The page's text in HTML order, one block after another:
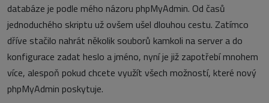
databáze je podle mého názoru phpMyAdmin. Od časů
jednoduchého skriptu už ovšem ušel dlouhou cestu. Zatímco
dříve stačilo nahrát několik souborů kamkoli na server a do
konfigurace zadat heslo a jméno, nyní je již zapotřebí mnohem
více, alespoň pokud chcete využít všech možností, které nový
phpMyAdmin poskytuje.